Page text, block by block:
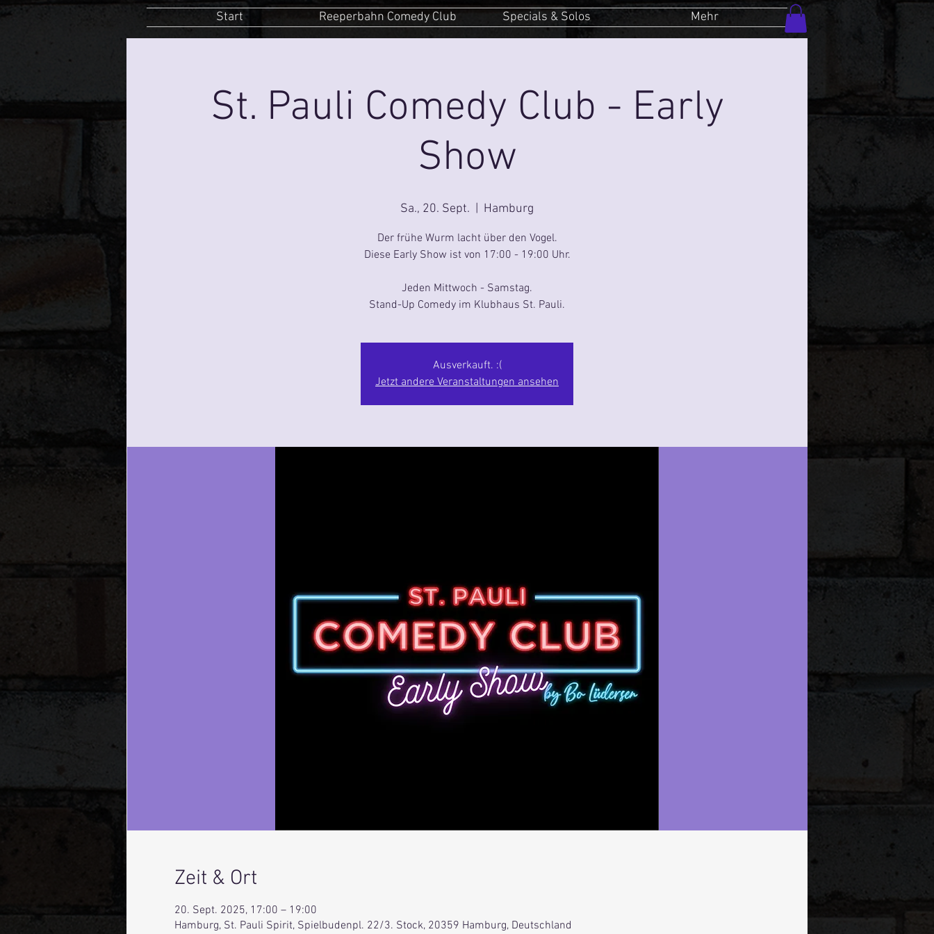
Start Reeperbahn Comedy Club Specials & Solos Mehr
St. Pauli Comedy Club - Early
Show
Sa., 20. Sept. Hamburg
Der frühe Wurm lacht über den Vogel.
Diese Early Show ist von 17:00 - 19:00 Uhr.
Jeden Mittwoch - Samstag.
Stand-Up Comedy im Klubhaus St. Pauli.
Ausverkauft. :(
Jetzt andere Veranstaltungen ansehen
Zeit & Ort
20. Sept. 2025, 17:00 – 19:00
Hamburg, St. Pauli Spirit, Spielbudenpl. 22/3. Stock, 20359 Hamburg, Deutschland